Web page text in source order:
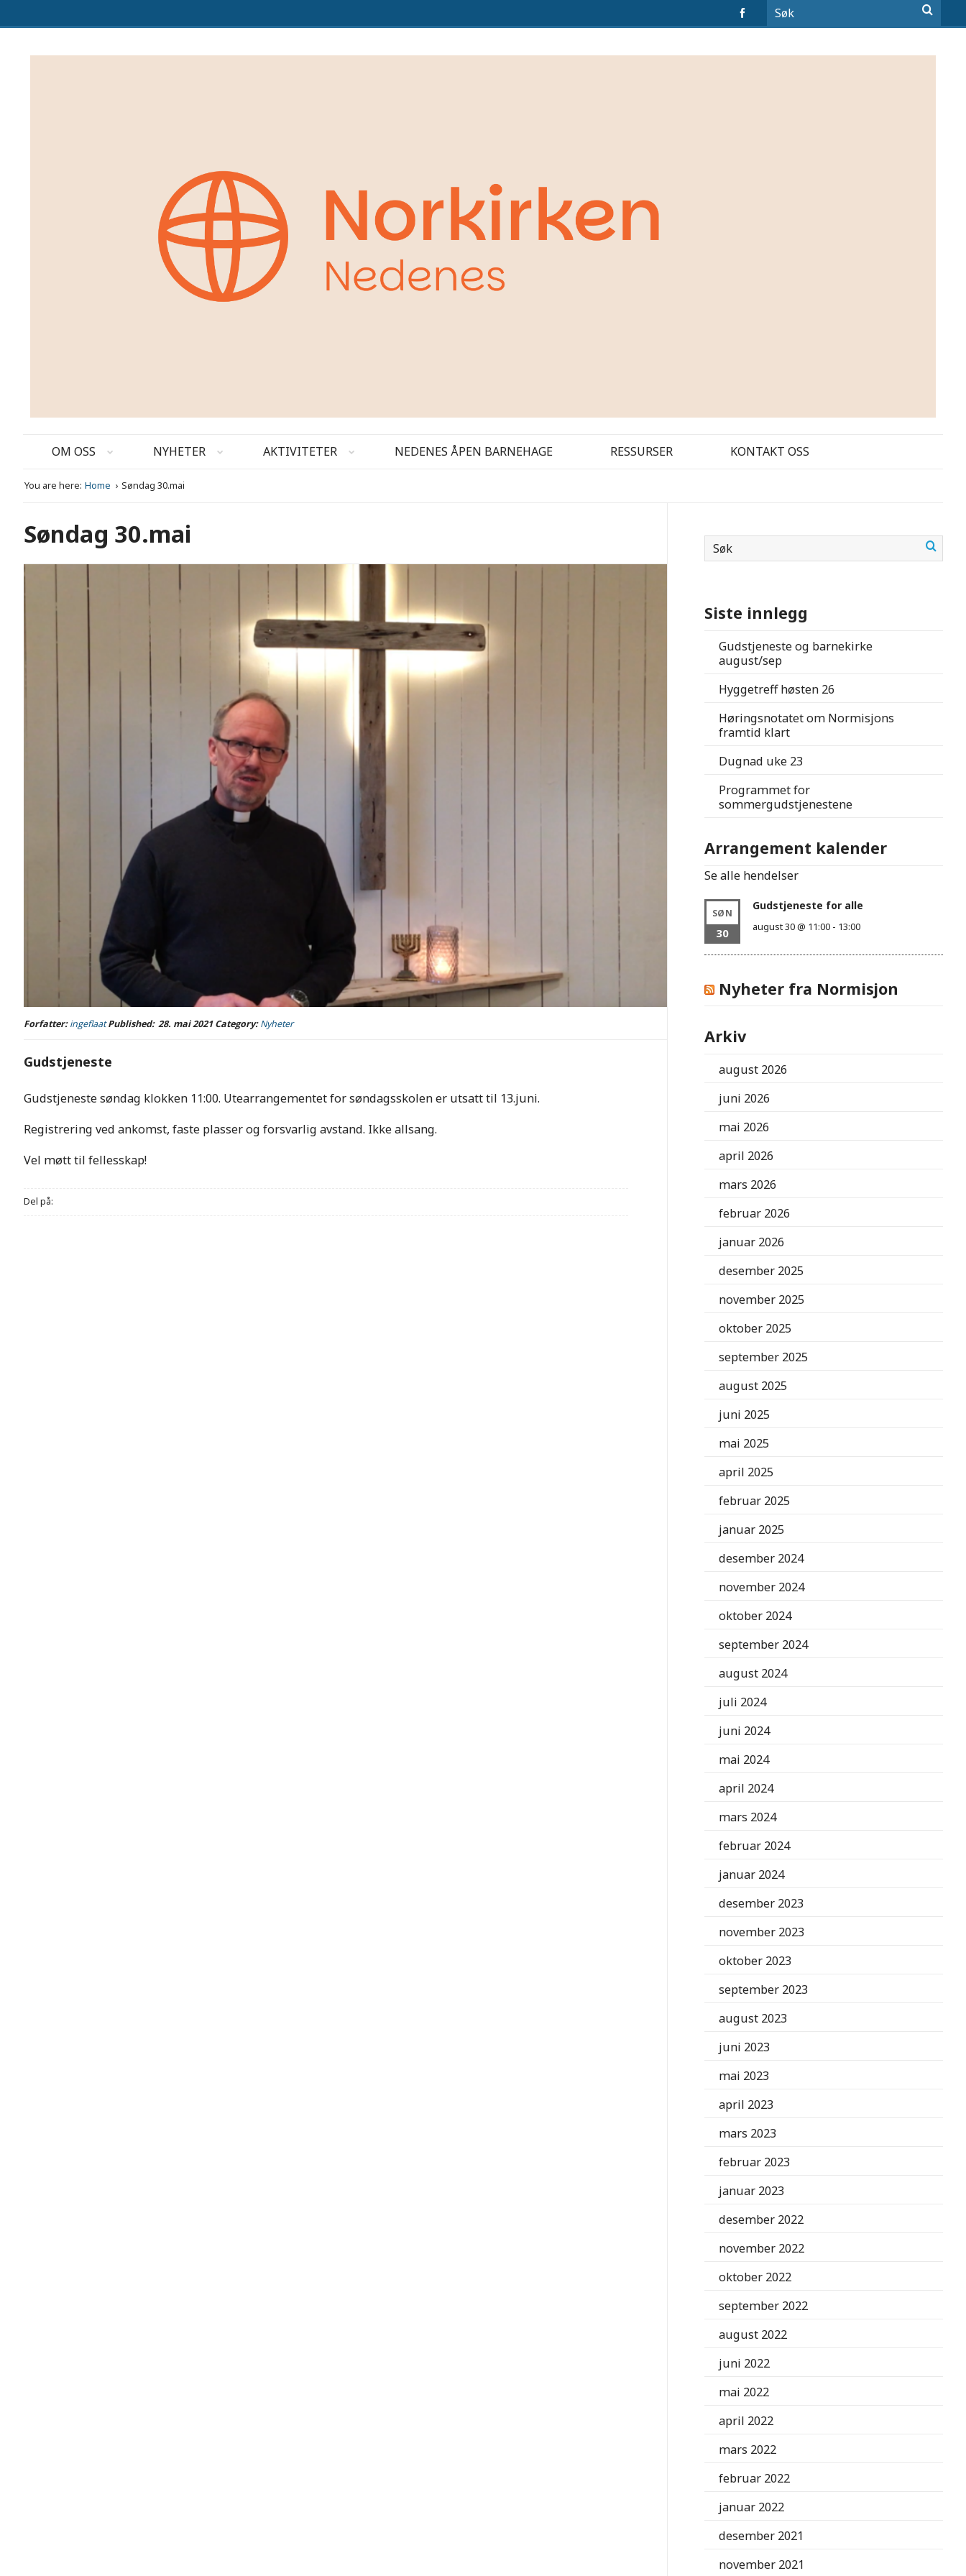
OM OSS NYHETER AKTIVITETER NEDENES ÅPEN BARNEHAGE RESSURSER KONTAKT OSS
You are here: Home Søndag 30.mai
Søndag 30.mai
Forfatter:ingeflaatPublished: 28. mai 2021 Category:Nyheter
Gudstjeneste
Gudstjeneste søndag klokken 11:00. Utearrangementet for søndagsskolen er utsatt til 13.juni.
Registrering ved ankomst, faste plasser og forsvarlig avstand. Ikke allsang.
Vel møtt til fellesskap!
Del på:
Siste innlegg
Gudstjeneste og barnekirke
august/sep
Hyggetreff høsten 26
Høringsnotatet om Normisjons
framtid klart
Dugnad uke 23
Programmet for
sommergudstjenestene
Arrangement kalender
Se alle hendelser
SØN
30
Gudstjeneste for alle
august 30 @ 11:00- 13:00
Nyheter fra Normisjon
Arkiv
august 2026
juni 2026
mai 2026
april 2026
mars 2026
februar 2026
januar 2026
desember 2025
november 2025
oktober 2025
september 2025
august 2025
juni 2025
mai 2025
april 2025
februar 2025
januar 2025
desember 2024
november 2024
oktober 2024
september 2024
august 2024
juli 2024
juni 2024
mai 2024
april 2024
mars 2024
februar 2024
januar 2024
desember 2023
november 2023
oktober 2023
september 2023
august 2023
juni 2023
mai 2023
april 2023
mars 2023
februar 2023
januar 2023
desember 2022
november 2022
oktober 2022
september 2022
august 2022
juni 2022
mai 2022
april 2022
mars 2022
februar 2022
januar 2022
desember 2021
november 2021